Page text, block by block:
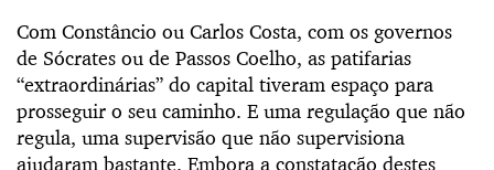
Com Constâncio ou Carlos Costa, com os governos
de Sócrates ou de Passos Coelho, as patifarias
“extraordinárias” do capital tiveram espaço para
prosseguir o seu caminho. E uma regulação que não
regula, uma supervisão que não supervisiona
ajudaram bastante. Embora a constatação destes